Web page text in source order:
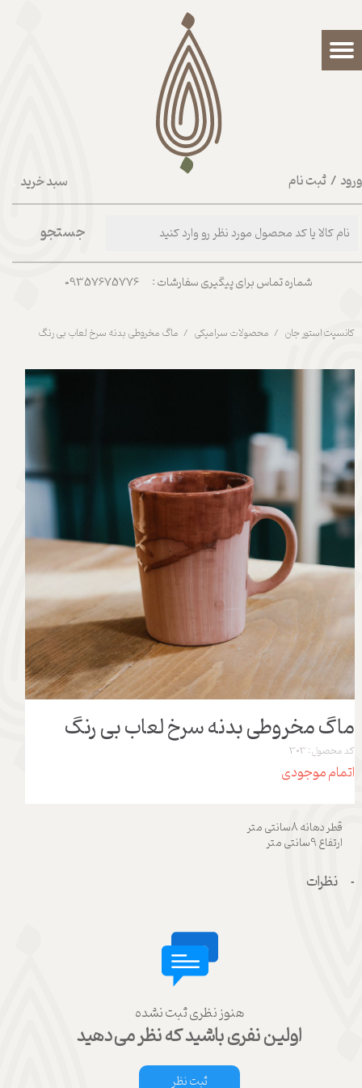
سبد خرید / ثبت نام
حساب کاربری من
تغییر گذر واژه
شماره تماس برای پیگیری سفارشات : 09357675776
جستجو
کانسپت استور جان محصولات سرامیکی ماگ مخروطی بدنه سرخ لعاب بی رنگ
ماگ مخروطی بدنه سرخ لعاب بی رنگ
کد محصول: 303
اتمام موجودی
قطر دهانه 8سانتی متر
ارتفاع 9سانتی متر
نظرات
هنوز نظری ثبت نشده
اولین نفری باشید که نظر می‌دهید
ثبت نظر